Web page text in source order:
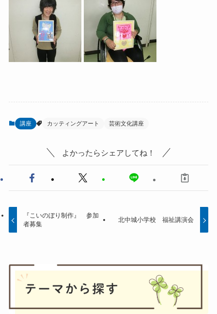
講座 カッティングアート 芸術文化講座
よかったらシェアしてね！
『こいのぼり制作』 参加
者募集
北中城小学校 福祉講演会